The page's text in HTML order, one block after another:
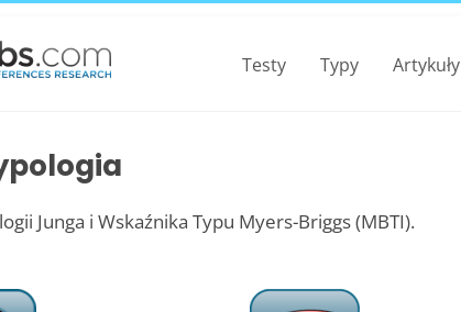
Testy Typy Artykuły
Junga i Wskaźnika Typu Myers-Briggs (MBTI).